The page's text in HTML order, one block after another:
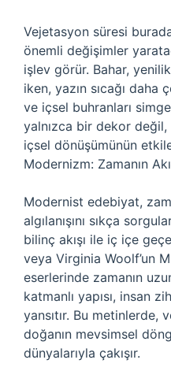
Vejetasyon süresi
önemli değişimler
işlev görür. Bahar,
iken, yazın sıcağı daha
ve içsel buhranları
yalnızca bir dekor
içsel dönüşümünün
Modernizm: Zamanın
Modernist edebiyat,
algılanışını sıkça
bilinç akışı ile iç içe
veya Virginia Woolf’un
eserlerinde zamanın
katmanlı yapısı, insan
yansıtır. Bu metinlerde,
doğanın mevsimsel
dünyalarıyla çakışır.